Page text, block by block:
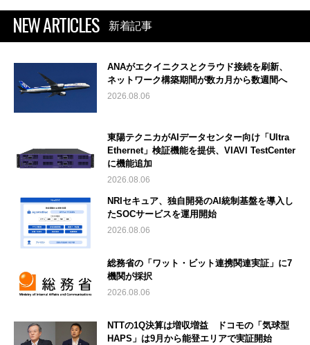
NEW ARTICLES 新着記事
ANAがエクイニクスとクラウド接続を刷新、
ネットワーク構築期間が数カ月から数週間へ
2026.08.06
東陽テクニカがAIデータセンター向け「Ultra
Ethernet」検証機能を提供、VIAVI TestCenter
に機能追加
2026.08.06
NRIセキュア、独自開発のAI統制基盤を導入し
たSOCサービスを運用開始
2026.08.06
総務省の「ワット・ビット連携関連実証」に7
機関が採択
2026.08.06
NTTの1Q決算は増収増益 ドコモの「気球型
HAPS」は9月から能登エリアで実証開始